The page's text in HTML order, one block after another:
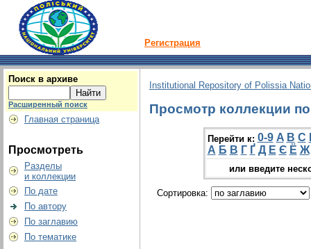
Регистрация
Поиск в архиве
Расширенный поиск
Главная страница
Просмотреть
Разделы
и коллекции
По дате
По автору
По заглавию
По тематике
Institutional Repository of Polissia
Просмотр коллекции
Перейти к: 0-9 A B C
А Б В Г Ґ Д Е Є Ё Ж
или введите
Сортировка: